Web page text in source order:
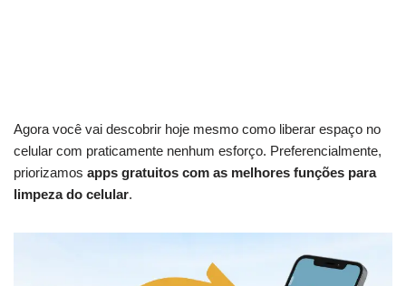
Agora você vai descobrir hoje mesmo como liberar espaço no
celular com praticamente nenhum esforço. Preferencialmente,
priorizamos apps gratuitos com as melhores funções para
limpeza do celular.